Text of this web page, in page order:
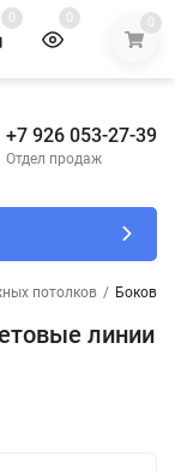
0 0 0
+7 926 053-27-39
Отдел продаж
потолков /
линии